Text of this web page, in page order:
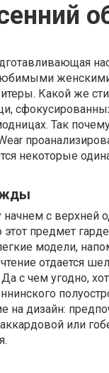
Какой же
Так
некоторые
начнем с верхней
предмет
модели,
отдается
с чем угодно,
на дизайн:
или